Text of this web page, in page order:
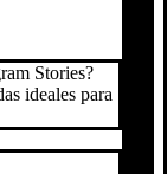
Stories?
ideales para